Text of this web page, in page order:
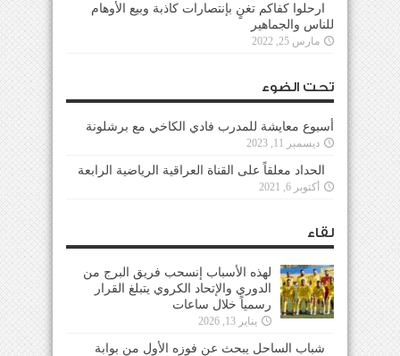
ارحلوا كفاكم تغنٍ بإنتصارات كاذبة وبيع الأوهام
للناس والجماهير
مارس 25, 2022
تحت الضوء
أسبوع معايشة للمدرب فادي الكاخي مع برشلونة
ديسمبر 11, 2023
الحداد معلقاً على القناة العراقية الرياضية الرابعة
أكتوبر 6, 2021
لقاء
لهذه الأسباب إنسحب فريق البرج من
الدوري والإتحاد الكروي يتبلغ القرار
رسمياً خلال ساعات
يناير 13, 2026
شباب الساحل يبحث عن فوزه الأول من بوابة